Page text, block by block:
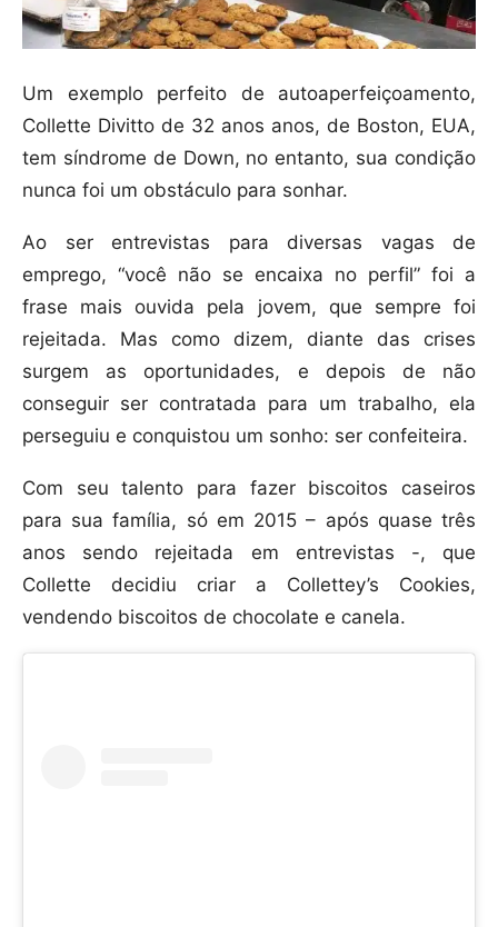
Um exemplo perfeito de autoaperfeiçoamento,
Collette Divitto de 32 anos anos, de Boston, EUA,
tem síndrome de Down, no entanto, sua condição
nunca foi um obstáculo para sonhar.
Ao ser entrevistas para diversas vagas de
emprego, “você não se encaixa no perfil” foi a
frase mais ouvida pela jovem, que sempre foi
rejeitada. Mas como dizem, diante das crises
surgem as oportunidades, e depois de não
conseguir ser contratada para um trabalho, ela
perseguiu e conquistou um sonho: ser confeiteira.
Com seu talento para fazer biscoitos caseiros
para sua família, só em 2015 – após quase três
anos sendo rejeitada em entrevistas -, que
Collette decidiu criar a Collettey’s Cookies,
vendendo biscoitos de chocolate e canela.